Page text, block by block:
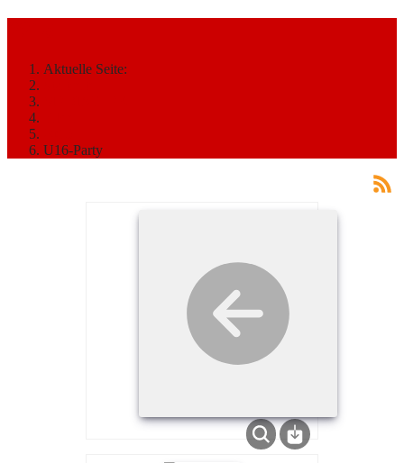
Aktuelle Seite:
U16-Party